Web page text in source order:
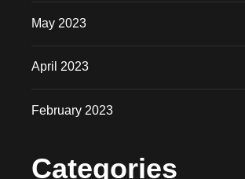
May 2023
April 2023
February 2023
Categories